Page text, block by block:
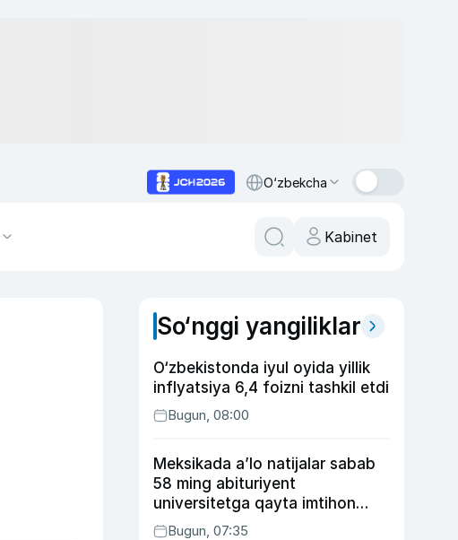
O‘zbekcha
Kabinet
So‘nggi yangiliklar
O‘zbekistonda iyul oyida yillik
inflyatsiya 6,4 foizni tashkil etdi
Bugun, 08:00
Meksikada a’lo natijalar sabab
58 ming abituriyent
universitetga qayta imtihon
topshiradi
Bugun, 07:35